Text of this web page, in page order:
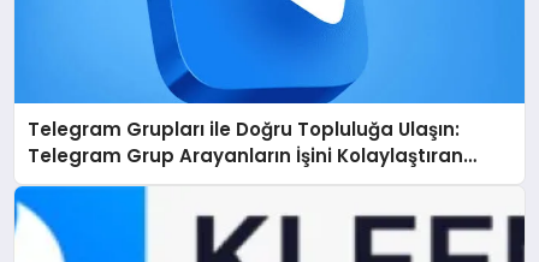
Telegram Grupları ile Doğru Topluluğa Ulaşın:
Telegram Grup Arayanların İşini Kolaylaştıran
Çözüm